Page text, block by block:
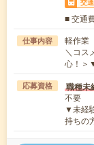
交
■ 交通
仕事内容
軽作業
＼コス
心！＞
応募資格 職種未
不要
▼未経
持ちの